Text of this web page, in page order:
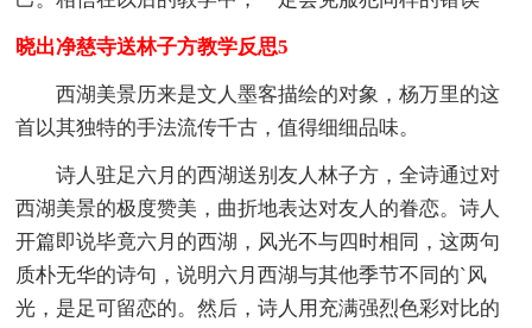
晓出净慈寺送林子方教学反思5
西湖美景历来是文人墨客描绘的对象，杨万里的这
首以其独特的手法流传千古，值得细细品味。
诗人驻足六月的西湖送别友人林子方，全诗通过对
西湖美景的极度赞美，曲折地表达对友人的眷恋。诗人
开篇即说毕竟六月的西湖，风光不与四时相同，这两句
质朴无华的诗句，说明六月西湖与其他季节不同的`风
光，是足可留恋的。然后，诗人用充满强烈色彩对比的